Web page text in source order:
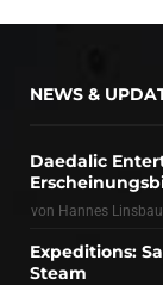
NEWS &
Daedalic
von Hannes
Expeditions:
Steam